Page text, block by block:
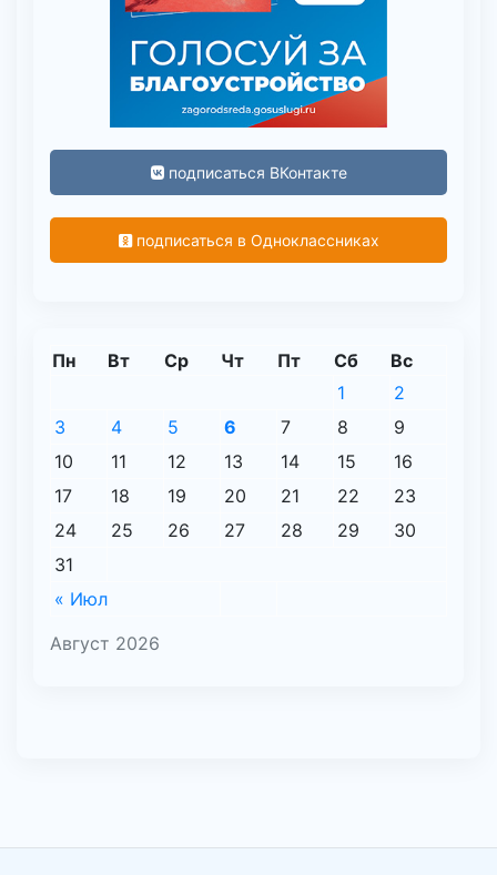
подписаться ВКонтакте
подписаться в Одноклассниках
Август 2026
Пн Вт Ср Чт Пт Сб Вс
« Июл
1
2
3
4 5 6 7 8
9
10
11 12 13 14 15
16
17
18 19 20 21 22
23
24
25 26 27 28 29
30
31